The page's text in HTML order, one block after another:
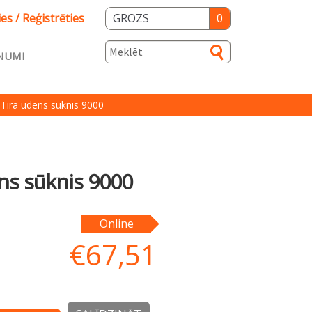
/ Reģistrēties GROZS 0
Salidzini.lv
ūdens sūknis 9000
sūknis 9000
Online
€67,51